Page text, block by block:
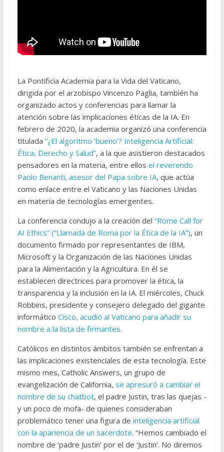
La Pontificia Academia para la Vida del Vaticano,
dirigida por el arzobispo Vincenzo Paglia, también ha
organizado actos y conferencias para llamar la
atención sobre las implicaciones éticas de la IA. En
febrero de 2020, la academia organizó una conferencia
titulada “¿El algoritmo ‘bueno’? Inteligencia Artificial:
Ética, Derecho y Salud”, a la que asistieron destacados
pensadores en la materia, entre ellos el reverendo
Paolo Benanti, asesor del Papa sobre IA, que actúa
como enlace entre el Vaticano y las Naciones Unidas
en materia de tecnologías emergentes.
La conferencia condujo a la creación del “Rome Call for
AI Ethics” (“Llamada de Roma por la Ética de la IA”), un
documento firmado por representantes de IBM,
Microsoft y la Organización de las Naciones Unidas
para la Alimentación y la Agricultura. En él se
establecen directrices para promover la ética, la
transparencia y la inclusión en la IA. El miércoles, Chuck
Robbins, presidente y consejero delegado del gigante
informático Cisco, acudió al Vaticano para añadir su
nombre a la lista de firmantes.
Católicos en distintos ámbitos también se enfrentan a
las implicaciones existenciales de esta tecnología. Este
mismo mes, Catholic Answers, un grupo de
evangelización de California, se apresuró a cambiar el
nombre de su chatbot, el padre Justin, tras las quejas -
y un poco de mofa- de quienes consideraban
problemático tener una figura de inteligencia artificial
con la apariencia de un sacerdote. “Hemos cambiado el
nombre de ‘padre Justin’ por el de ‘Justin’. No diremos